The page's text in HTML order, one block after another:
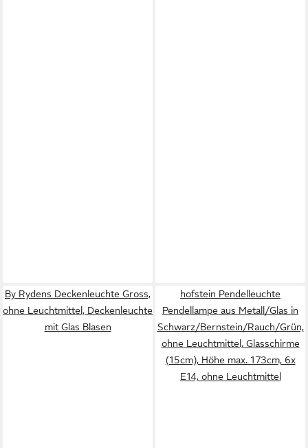
By Rydens Deckenleuchte Gross,
ohne Leuchtmittel, Deckenleuchte
mit Glas Blasen
hofstein Pendelleuchte
Pendellampe aus Metall/Glas in
Schwarz/Bernstein/Rauch/Grün,
ohne Leuchtmittel, Glasschirme
(15cm), Höhe max. 173cm, 6x
E14, ohne Leuchtmittel